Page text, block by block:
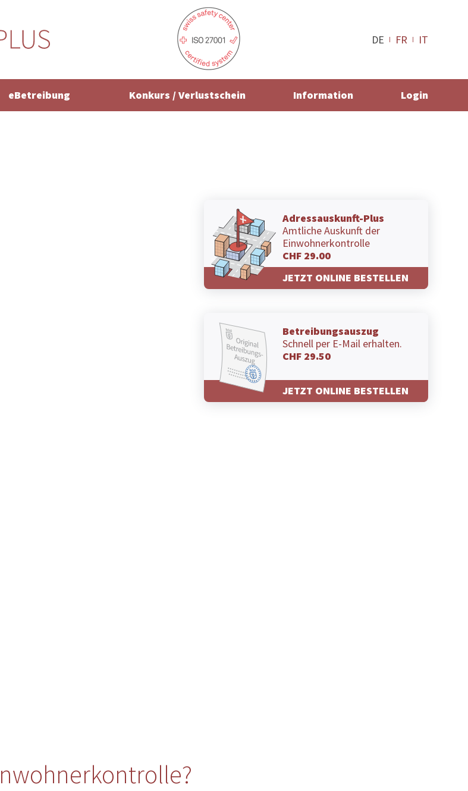
DE FR IT
eBetreibung Konkurs / Verlustschein Information Login
Adressauskunft-Plus
Amtliche Auskunft der
Einwohnerkontrolle
CHF 29.00
JETZT ONLINE BESTELLEN
Betreibungsauszug
Schnell per E-Mail erhalten.
CHF 29.50
JETZT ONLINE BESTELLEN